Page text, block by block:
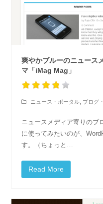
爽やかブルーのニュース
マ「iMag Mag」
ニュース・ポータル ブログ
ニュースメディア寄りのブ
に使ってみたいのが、
す。（ちょっと…
Read More